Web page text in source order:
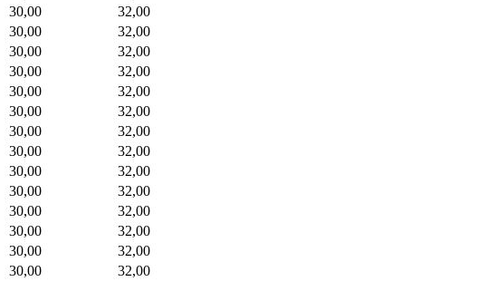
30,00
32,00
30,00
32,00
30,00
32,00
30,00
32,00
30,00
32,00
30,00
32,00
30,00
32,00
30,00
32,00
30,00
32,00
30,00
32,00
30,00
32,00
30,00
32,00
30,00
32,00
30,00
32,00